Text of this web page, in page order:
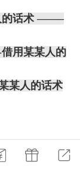
话术 ——–
用某某人的
某人的话术